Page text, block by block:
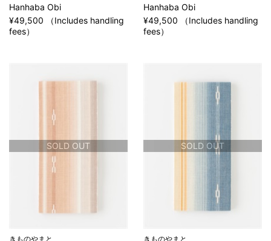
Hanhaba Obi
¥49,500 （Includes handling
fees）
Hanhaba Obi
¥49,500 （Includes handling
fees）
SOLD OUT
きものやまと
SOLD OUT
きものやまと